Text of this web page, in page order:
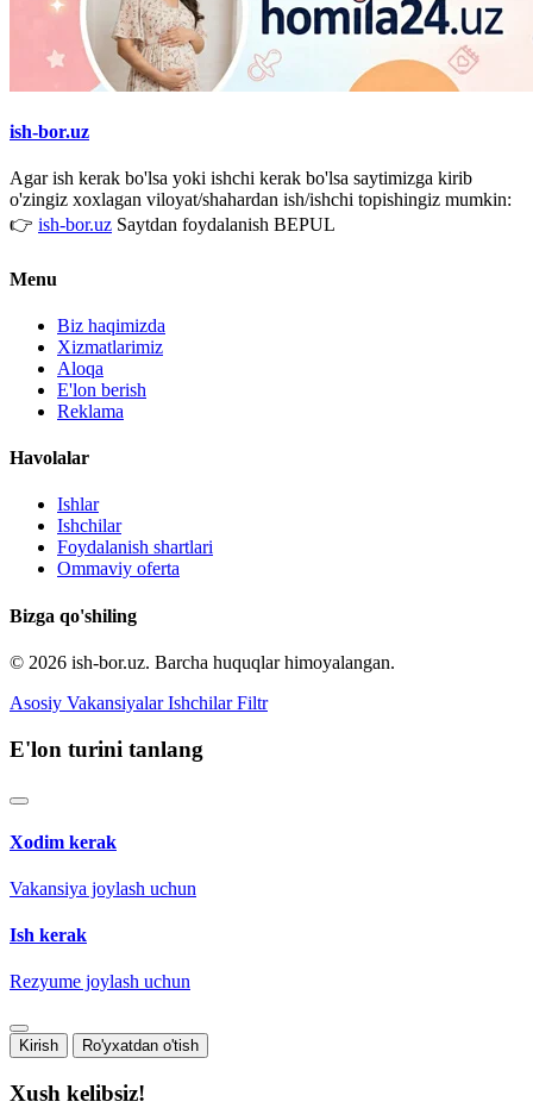
ish-bor.uz
Agar ish kerak bo'lsa yoki ishchi kerak bo'lsa saytimizga kirib
o'zingiz xoxlagan viloyat/shahardan ish/ishchi topishingiz mumkin:
👉 ish-bor.uz Saytdan foydalanish BEPUL
Menu
Biz haqimizda
Xizmatlarimiz
Aloqa
E'lon berish
Reklama
Havolalar
Ishlar
Ishchilar
Foydalanish shartlari
Ommaviy oferta
Bizga qo'shiling
© 2026 ish-bor.uz. Barcha huquqlar himoyalangan.
Asosiy Vakansiyalar Ishchilar Filtr
E'lon turini tanlang
Xodim kerak
Vakansiya joylash uchun
Ish kerak
Rezyume joylash uchun
Kirish Ro'yxatdan o'tish
Xush kelibsiz!